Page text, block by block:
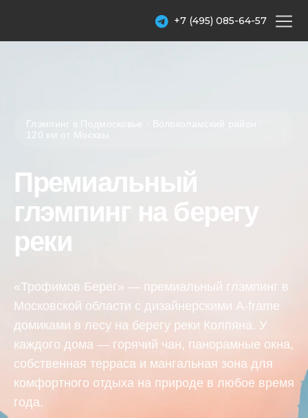
+7 (495) 085-64-57
Глэмпинг в Подмосковье · Волоколамский район ·
120 км от Москвы
Премиальный
глэмпинг на берегу
реки
«Трофимов Берег» — премиальный глэмпинг в
Московской области с дизайнерскими A-frame
домиками в лесу на берегу реки Колпяна. У
каждого дома — горячий чан, панорамные окна,
собственная терраса и мангальная зона для
комфортного отдыха на природе в любое время
года.